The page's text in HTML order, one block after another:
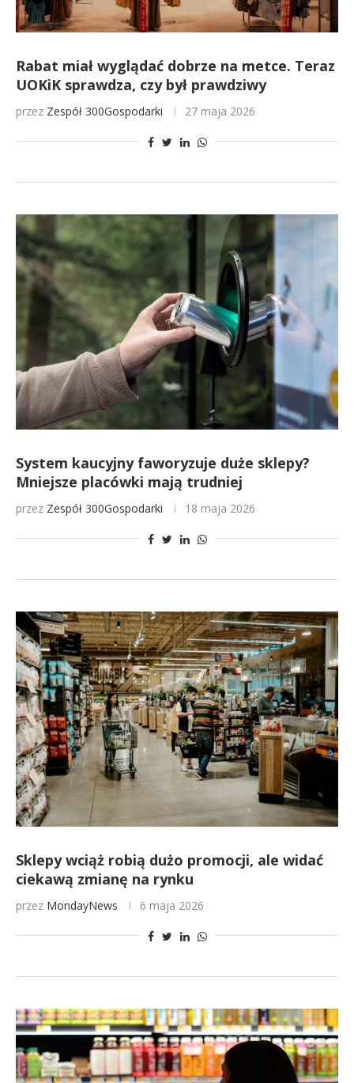
Rabat miał wyglądać dobrze na metce. Teraz
UOKiK sprawdza, czy był prawdziwy
przez Zespół 300Gospodarki 27 maja 2026
System kaucyjny faworyzuje duże sklepy?
Mniejsze placówki mają trudniej
przez Zespół 300Gospodarki 18 maja 2026
Sklepy wciąż robią dużo promocji, ale widać
ciekawą zmianę na rynku
przez MondayNews 6 maja 2026